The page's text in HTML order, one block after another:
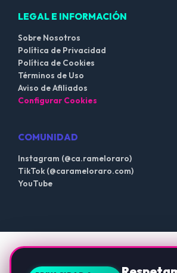
LEGAL E INFORMACIÓN
Sobre Nosotros
Política de Privacidad
Política de Cookies
Términos de Uso
Aviso de Afiliados
Configurar Cookies
COMUNIDAD
Instagram (@ca.rameloraro)
TikTok (@carameloraro.com)
YouTube